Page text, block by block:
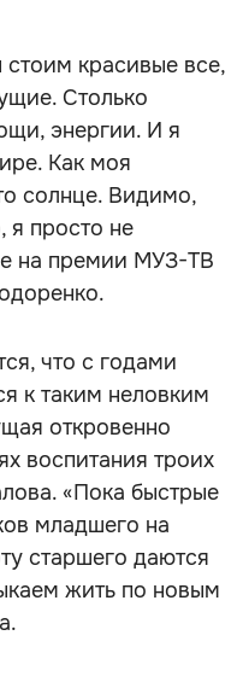
красивые все,
Столько
энергии. И я
Как моя
солнце. Видимо,
я просто не
на премии МУЗ-ТВ
что с годами
к таким неловким
откровенно
воспитания троих
«Пока быстрые
младшего на
старшего даются
жить по новым